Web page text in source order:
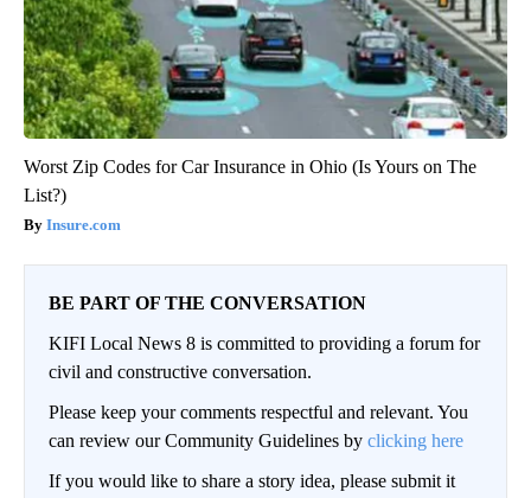
Worst Zip Codes for Car Insurance in Ohio (Is Yours on The
List?)
Insure.com
BE PART OF THE CONVERSATION
KIFI Local News 8 is committed to providing a forum for
civil and constructive conversation.
Please keep your comments respectful and relevant. You
can review our Community Guidelines by clicking here
If you would like to share a story idea, please submit it